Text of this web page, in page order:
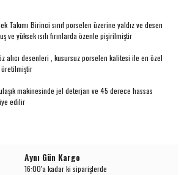
Takımı Birinci sınıf porselen üzerine yaldız ve desen
ve yüksek ısılı fırınlarda özenle pişirilmiştir
alıcı desenleri , kusursuz porselen kalitesi ile en özel
üretilmiştir
makinesinde jel deterjan ve 45 derece hassas
edilir
Aynı Gün Kargo
16:00'a kadar ki siparişlerde